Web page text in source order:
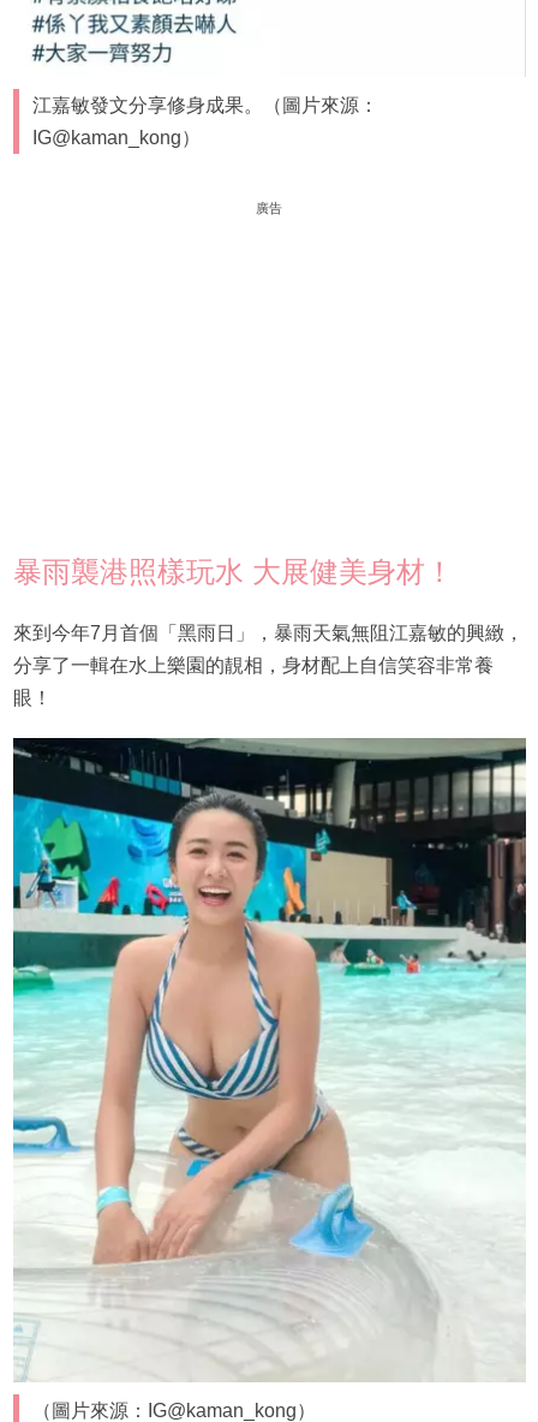
江嘉敏發文分享修身成果。（圖片來源：
IG@kaman_kong）
廣告
暴雨襲港照樣玩水 大展健美身材！
來到今年7月首個「黑雨日」，暴雨天氣無阻江嘉敏的興緻，
分享了一輯在水上樂園的靚相，身材配上自信笑容非常養
眼！
（圖片來源：IG@kaman_kong）